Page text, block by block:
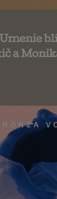
Umenie
a